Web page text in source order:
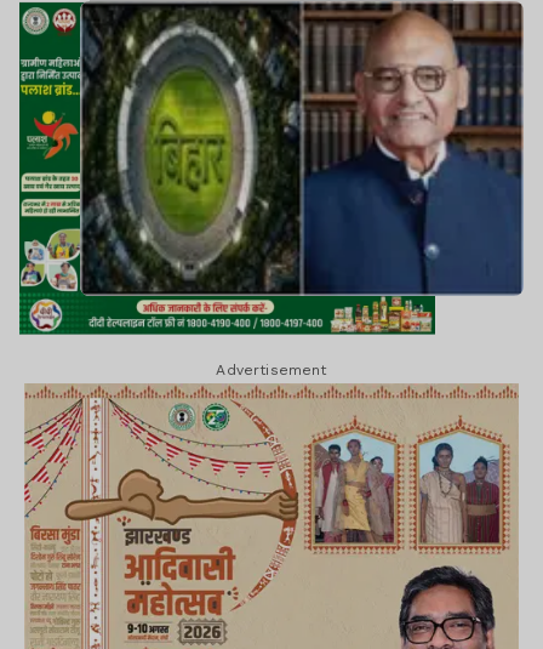
Advertisement